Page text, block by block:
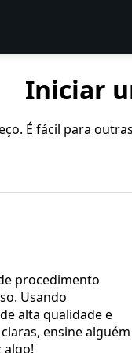
Iniciar
É fácil para
procedimento
Usando
alta qualidade e
ensine alguém
algo!